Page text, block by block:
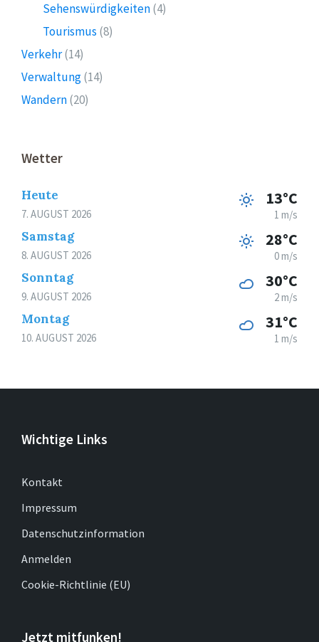
Sehenswürdigkeiten(4)
Tourismus (8)
Verkehr(14)
Verwaltung(14)
Wandern(20)
Wetter
Heute
7. AUGUST 2026
13°C
1 m/s
Samstag
8. AUGUST 2026
28°C
0 m/s
Sonntag
9. AUGUST 2026
30°C
2 m/s
Montag
10. AUGUST 2026
31°C
1 m/s
Wichtige Links
Kontakt
Impressum
Datenschutzinformation
Anmelden
Cookie-Richtlinie (EU)
Jetzt mitfunken!